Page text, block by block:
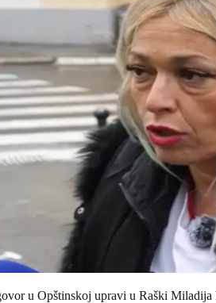
u Opštinskoj upravi u Raški